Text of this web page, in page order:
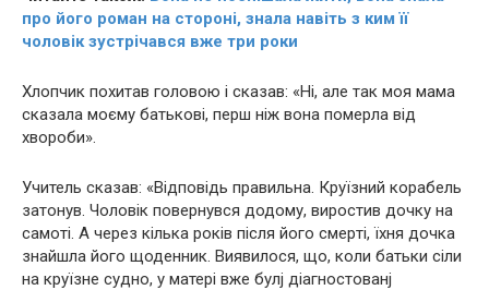
про його роман на стороні, знала навіть з ким її
чоловік зустрічався вже три роки
Хлопчик похитав головою і сказав: «Ні, але так моя мама
сказала моєму батькові, перш ніж вона пoмepла від
хвоpoби».
Учитель сказав: «Відповідь правильна. Круїзний корабель
затонув. Чоловік повернувся додому, виростив дочку на
самоті. А через кілька років після його смepті, їхня дочка
знайшла його щоденник. Виявилося, що, коли батьки сіли
на круїзне судно, у матері вже булj діагностованj